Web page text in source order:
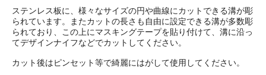
ステンレス板に、様々なサイズの円や曲線にカットできる溝が彫
られています。またカットの長さも自由に設定できる溝が多数彫
られており、この上にマスキングテープを貼り付けて、溝に沿っ
てデザインナイフなどでカットしてください。
カット後はピンセット等で綺麗にはがして使用してください。